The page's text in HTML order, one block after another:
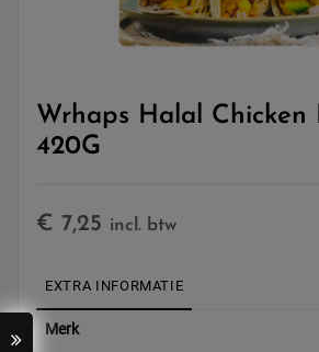
Wrhaps Halal Chicken
420G
€ 7,25 incl. btw
EXTRA INFORMATIE
Merk